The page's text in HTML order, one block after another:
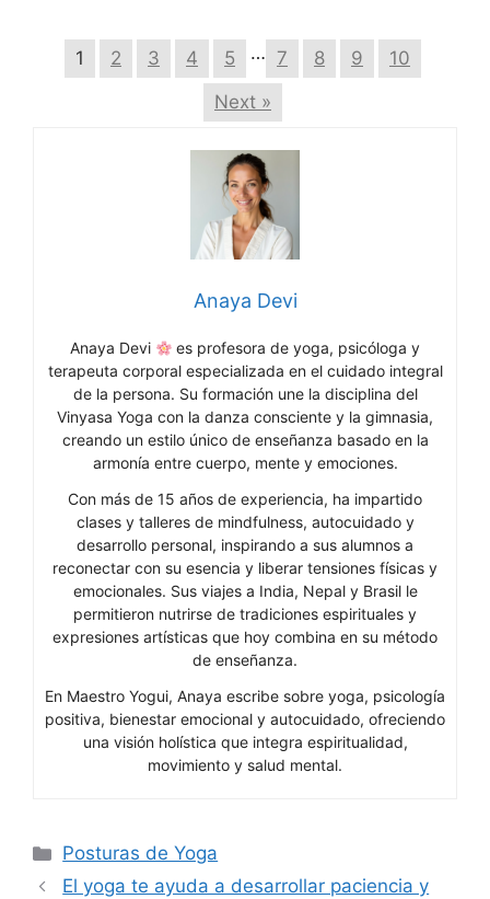
1 2 3 4 5 … 7 8 9
10
Next »
Anaya Devi
Anaya Devi
es profesora de yoga, psicóloga y
terapeuta corporal especializada en el cuidado integral
de la persona. Su formación une la disciplina del
Vinyasa Yoga con la danza consciente y la gimnasia,
creando un estilo único de enseñanza basado en la
armonía entre cuerpo, mente y emociones.
Con más de 15 años de experiencia, ha impartido
clases y talleres de mindfulness, autocuidado y
desarrollo personal, inspirando a sus alumnos a
reconectar con su esencia y liberar tensiones físicas y
emocionales. Sus viajes a India, Nepal y Brasil le
permitieron nutrirse de tradiciones espirituales y
expresiones artísticas que hoy combina en su método
de enseñanza.
En Maestro Yogui, Anaya escribe sobre yoga, psicología
positiva, bienestar emocional y autocuidado, ofreciendo
una visión holística que integra espiritualidad,
movimiento y salud mental.
Categorías
Posturas de Yoga
El yoga te ayuda a desarrollar paciencia y